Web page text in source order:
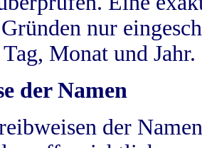
nur
Monat und Jahr.
der Namen
der